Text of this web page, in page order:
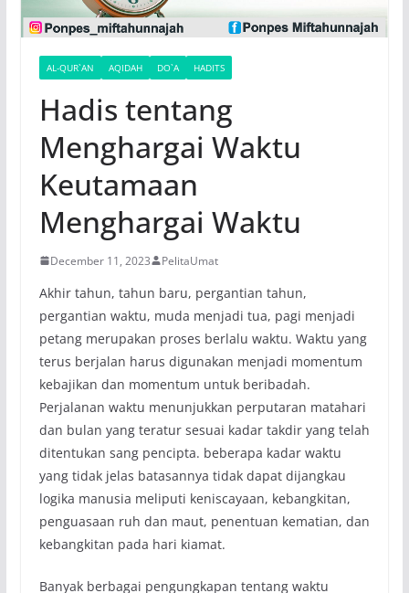
AL-QUR`AN AQIDAH DO`A HADITS
Hadis tentang
Menghargai Waktu
Keutamaan
Menghargai Waktu
December 11, 2023 PelitaUmat
Akhir tahun, tahun baru, pergantian tahun,
pergantian waktu, muda menjadi tua, pagi menjadi
petang merupakan proses berlalu waktu. Waktu yang
terus berjalan harus digunakan menjadi momentum
kebajikan dan momentum untuk beribadah.
Perjalanan waktu menunjukkan perputaran matahari
dan bulan yang teratur sesuai kadar takdir yang telah
ditentukan sang pencipta. beberapa kadar waktu
yang tidak jelas batasannya tidak dapat dijangkau
logika manusia meliputi keniscayaan, kebangkitan,
penguasaan ruh dan maut, penentuan kematian, dan
kebangkitan pada hari kiamat.
Banyak berbagai pengungkapan tentang waktu